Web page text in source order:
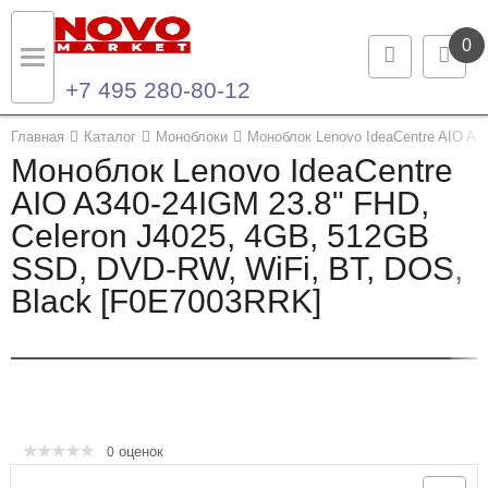
0
+7 495 280-80-12
Главная Каталог Моноблоки Моноблок Lenovo IdeaCentre AIO
Моноблок Lenovo IdeaCentre
AIO A340-24IGM 23.8" FHD,
Celeron J4025, 4GB, 512GB
SSD, DVD-RW, WiFi, BT, DOS,
Black [F0E7003RRK]
0 оценок
Назад
Каталог продукции
Ноутбуки и ультрабуки
Компьютеры
Назад
Контакты
Контактная информация